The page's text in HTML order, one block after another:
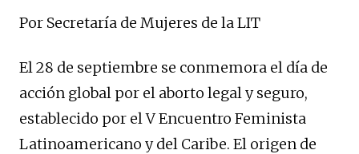
Por Secretaría de Mujeres de la LIT
El 28 de septiembre se conmemora el día de
acción global por el aborto legal y seguro,
establecido por el V Encuentro Feminista
Latinoamericano y del Caribe. El origen de